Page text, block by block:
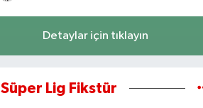
Detaylar için tıklayın
Süper Lig Fikstür